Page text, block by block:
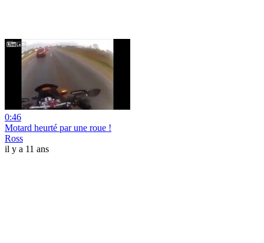
0:46
Motard heurté par une roue !
Ross
il y a 11 ans